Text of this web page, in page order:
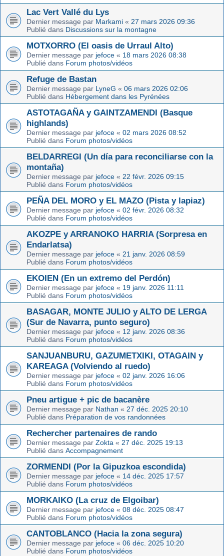
Lac Vert Vallé du Lys
Dernier message par Markami « 27 mars 2026 09:36
Publié dans Discussions sur la montagne
MOTXORRO (El oasis de Urraul Alto)
Dernier message par jefoce « 18 mars 2026 08:38
Publié dans Forum photos/vidéos
Refuge de Bastan
Dernier message par LyneG « 06 mars 2026 02:06
Publié dans Hébergement dans les Pyrénées
ASTOTAGAÑA y GAINTZAMENDI (Basque
highlands)
Dernier message par jefoce « 02 mars 2026 08:52
Publié dans Forum photos/vidéos
BELDARREGI (Un día para reconciliarse con la
montaña)
Dernier message par jefoce « 22 févr. 2026 09:15
Publié dans Forum photos/vidéos
PEÑA DEL MORO y EL MAZO (Pista y lapiaz)
Dernier message par jefoce « 02 févr. 2026 08:32
Publié dans Forum photos/vidéos
AKOZPE y ARRANOKO HARRIA (Sorpresa en
Endarlatsa)
Dernier message par jefoce « 21 janv. 2026 08:59
Publié dans Forum photos/vidéos
EKOIEN (En un extremo del Perdón)
Dernier message par jefoce « 19 janv. 2026 11:11
Publié dans Forum photos/vidéos
BASAGAR, MONTE JULIO y ALTO DE LERGA
(Sur de Navarra, punto seguro)
Dernier message par jefoce « 12 janv. 2026 08:36
Publié dans Forum photos/vidéos
SANJUANBURU, GAZUMETXIKI, OTAGAIN y
KAREAGA (Volviendo al ruedo)
Dernier message par jefoce « 02 janv. 2026 16:06
Publié dans Forum photos/vidéos
Pneu artigue + pic de bacanère
Dernier message par Nathan « 27 déc. 2025 20:10
Publié dans Préparation de vos randonnées
Rechercher partenaires de rando
Dernier message par Zokta « 27 déc. 2025 19:13
Publié dans Accompagnement
ZORMENDI (Por la Gipuzkoa escondida)
Dernier message par jefoce « 14 déc. 2025 17:57
Publié dans Forum photos/vidéos
MORKAIKO (La cruz de Elgoibar)
Dernier message par jefoce « 08 déc. 2025 08:47
Publié dans Forum photos/vidéos
CANTOBLANCO (Hacia la zona segura)
Dernier message par jefoce « 06 déc. 2025 10:20
Publié dans Forum photos/vidéos